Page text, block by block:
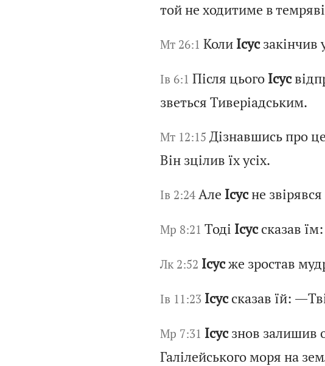
той не ходитиме в
Мт 26:1 Коли Ісусзакінчив
Ів 6:1 Після цього Ісус
зветься Тиверіадським.
Мт 12:15 Дізнавшись про
Він зцілив їх усіх.
Ів 2:24 Але Ісусне
Мр 8:21 Тоді Ісуссказав
Лк 2:52 Ісусже зростав
Ів 11:23 Ісуссказав їй:
Мр 7:31 Ісусзнов залишив
Галілейського моря на